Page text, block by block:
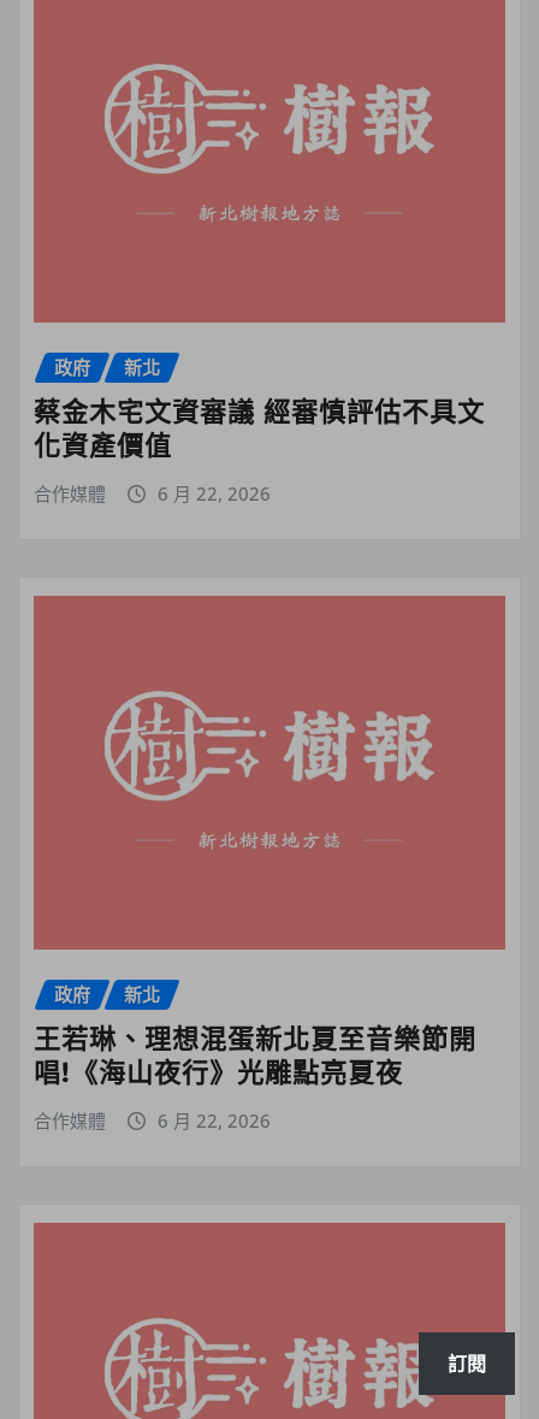
政府 新北
蔡金木宅文資審議 經審慎評估不具文
化資產價值
合作媒體 6 月 22, 2026
政府 新北
王若琳、理想混蛋新北夏至音樂節開
唱!《海山夜行》光雕點亮夏夜
合作媒體 6 月 22, 2026
訂閱